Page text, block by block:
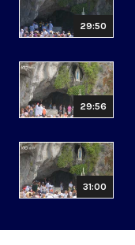
29:50
29:56
31:00